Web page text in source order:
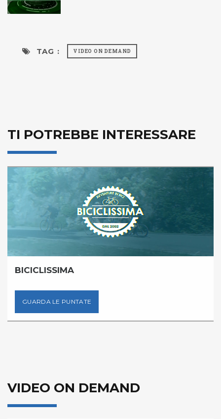
TAG : VIDEO ON DEMAND
TI POTREBBE INTERESSARE
BICICLISSIMA
GUARDA LE PUNTATE
VIDEO ON DEMAND